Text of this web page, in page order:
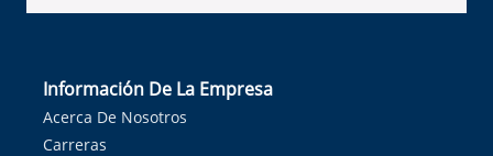
Información De La Empresa
Acerca De Nosotros
Carreras